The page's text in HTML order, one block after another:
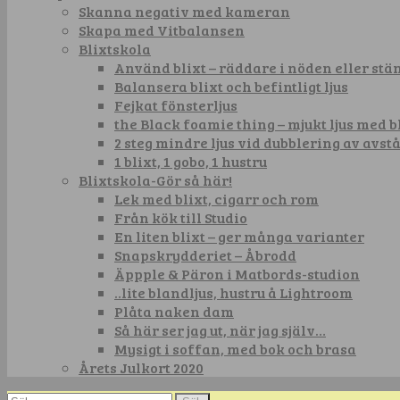
Skanna negativ med kameran
Skapa med Vitbalansen
Blixtskola
Använd blixt – räddare i nöden eller
Balansera blixt och befintligt ljus
Fejkat fönsterljus
the Black foamie thing – mjukt ljus med
2 steg mindre ljus vid dubblering av
1 blixt, 1 gobo, 1 hustru
Blixtskola-Gör så här!
Lek med blixt, cigarr och rom
Från kök till Studio
En liten blixt – ger många varianter
Snapskrydderiet – Åbrodd
Äppple & Päron i Matbords-studion
..lite blandljus, hustru å Lightroom
Plåta naken dam
Så här ser jag ut, när jag själv…
Mysigt i soffan, med bok och brasa
Årets Julkort 2020